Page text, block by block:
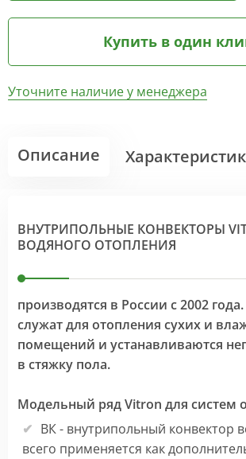
Купить в один
Уточните наличие у менеджера
Описание
ВНУТРИПОЛЬНЫЕ КОНВЕКТОРЫ
ВОДЯНОГО ОТОПЛЕНИЯ
производятся в России с 2002
служат для отопления сухих и
помещений и устанавливаются
в стяжку пола.
Модельный ряд Vitron для систем
ВК - внутрипольный конвектор
всего применяется как